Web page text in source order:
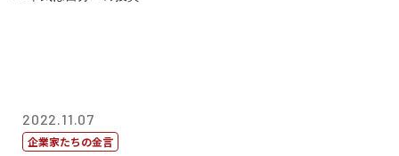
2022.11.07
企業家たちの金言